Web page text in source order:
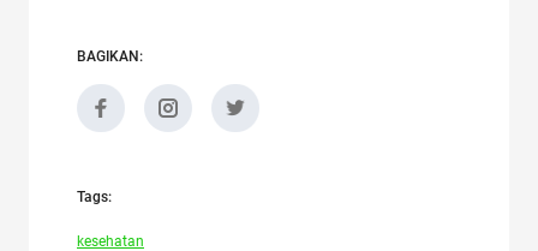
BAGIKAN:
Tags:
kesehatan